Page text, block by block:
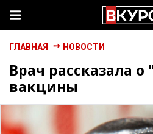
ГЛАВНАЯ НОВОСТИ
Врач рассказала о
вакцины